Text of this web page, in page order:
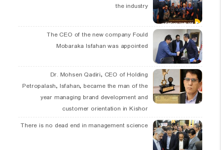
the industry
The CEO of the new company Fould
Mobaraka Isfahan was appointed
Dr. Mohsen Qadiri, CEO of Holding
Petropalash, Isfahan, became the man of the
year managing brand development and
customer orientation in Kishor
There is no dead end in management science